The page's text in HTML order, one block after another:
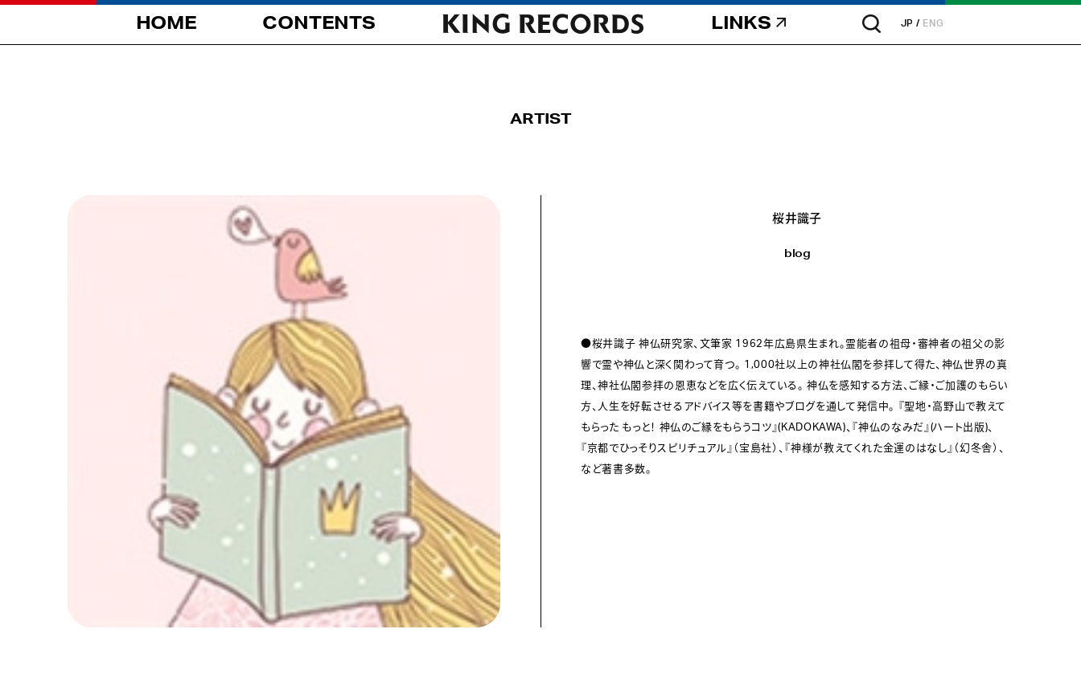
HOME CONTENTS LINKS JP ENG
ARTIST
桜井識子
blog
●桜井識子 神仏研究家、文筆家 1962年広島県生まれ。霊能者の祖母・審神者の祖父の影
響で霊や神仏と深く関わって育つ。 1,000社以上の神社仏閣を参拝して得た、神仏世界の真
理、神社仏閣参拝の恩恵などを広く伝えている。 神仏を感知する方法、ご縁・ご加護のもらい
方、人生を好転させるアドバイス等を書籍やブログを通して発信中。 『聖地・高野山で教えて
もらった もっと！ 神仏のご縁をもらうコツ』(KADOKAWA)、『神仏のなみだ』(ハート出版)、
『京都でひっそりスピリチュアル』（宝島社）、『神様が教えてくれた金運のはなし』（幻冬舎）、
など著書多数。